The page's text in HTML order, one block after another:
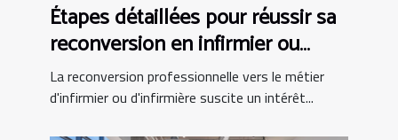
Étapes détaillées pour réussir sa
reconversion en infirmier ou
infirmière
La reconversion professionnelle vers le métier
d'infirmier ou d'infirmière suscite un intérêt...